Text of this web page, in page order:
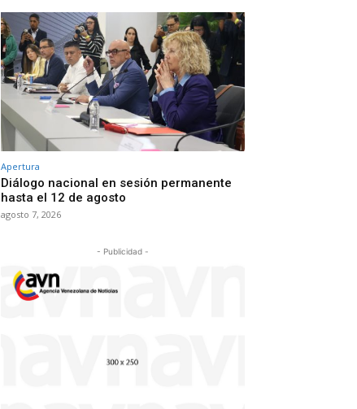
Apertura
Diálogo nacional en sesión permanente
hasta el 12 de agosto
agosto 7, 2026
- Publicidad -